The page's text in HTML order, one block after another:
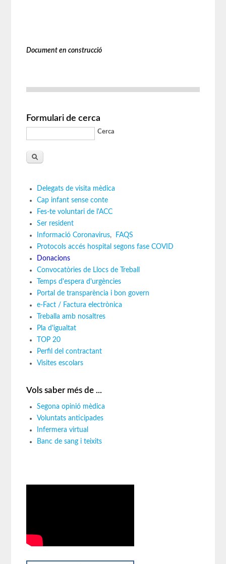
Document en construcció
Formulari de cerca
Cerca
Delegats de visita mèdica
Cap infant sense conte
Fes-te voluntari de l'ACC
Ser resident
Informació Coronavirus,
FAQS
Protocols accés hospital segons fase COVID
Donacions
Convocatòries de Llocs de Treball
Temps d'espera d'urgències
Portal de transparència i bon govern
e-Fact / Factura electrònica
Treballa amb nosaltres
Pla d'igualtat
TOP 20
Perfil del contractant
Visites escolars
Vols saber més de ...
Segona opinió mèdica
Voluntats anticipades
Infermera virtual
Banc de sang i teixits